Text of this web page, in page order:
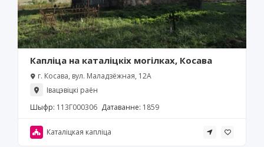
Капліца на каталіцкіх могілках, Косава
г. Косава, вул. Маладзёжная, 12А
Івацэвіцкі раён
Шыфр: 113Г000306 Датаванне: 1859
Каталіцкая капліца